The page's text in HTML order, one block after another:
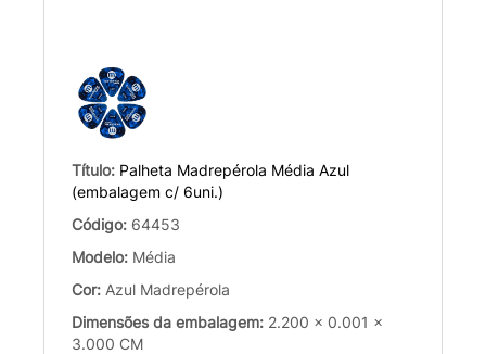
Título: Palheta Madrepérola Média Azul
(embalagem c/ 6uni.)
Código: 64453
Modelo: Média
Cor: Azul Madrepérola
Dimensões da embalagem: 2.200 x 0.001 x
3.000 CM